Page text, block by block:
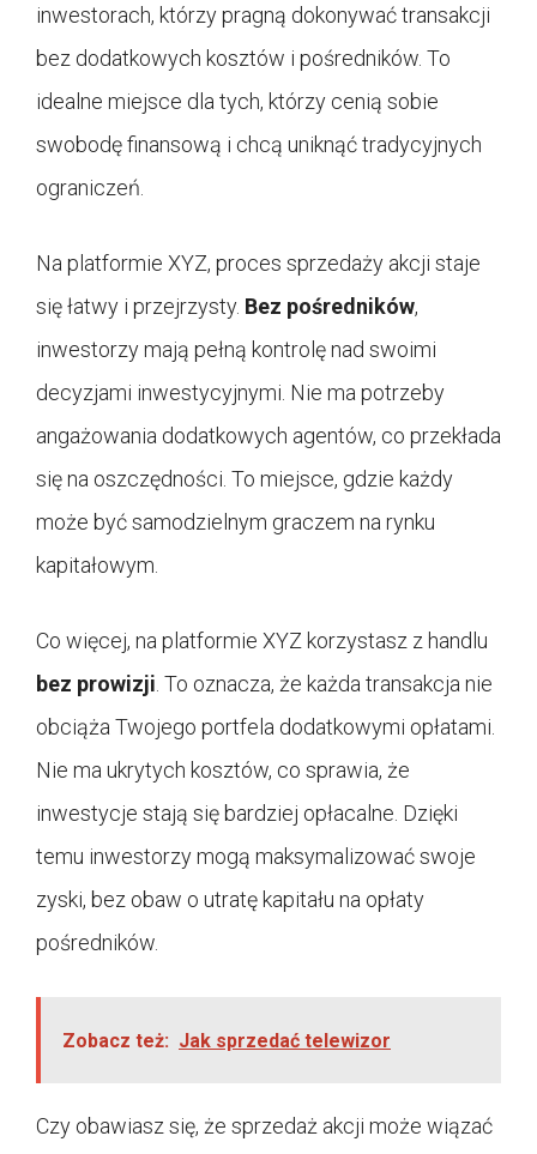
inwestorach, którzy pragną dokonywać transakcji
bez dodatkowych kosztów i pośredników. To
idealne miejsce dla tych, którzy cenią sobie
swobodę finansową i chcą uniknąć tradycyjnych
ograniczeń.
Na platformie XYZ, proces sprzedaży akcji staje
się łatwy i przejrzysty. Bez pośredników,
inwestorzy mają pełną kontrolę nad swoimi
decyzjami inwestycyjnymi. Nie ma potrzeby
angażowania dodatkowych agentów, co przekłada
się na oszczędności. To miejsce, gdzie każdy
może być samodzielnym graczem na rynku
kapitałowym.
Co więcej, na platformie XYZ korzystasz z handlu
bez prowizji . To oznacza, że każda transakcja nie
obciąża Twojego portfela dodatkowymi opłatami.
Nie ma ukrytych kosztów, co sprawia, że
inwestycje stają się bardziej opłacalne. Dzięki
temu inwestorzy mogą maksymalizować swoje
zyski, bez obaw o utratę kapitału na opłaty
pośredników.
Zobacz też: Jak sprzedać telewizor
Czy obawiasz się, że sprzedaż akcji może wiązać